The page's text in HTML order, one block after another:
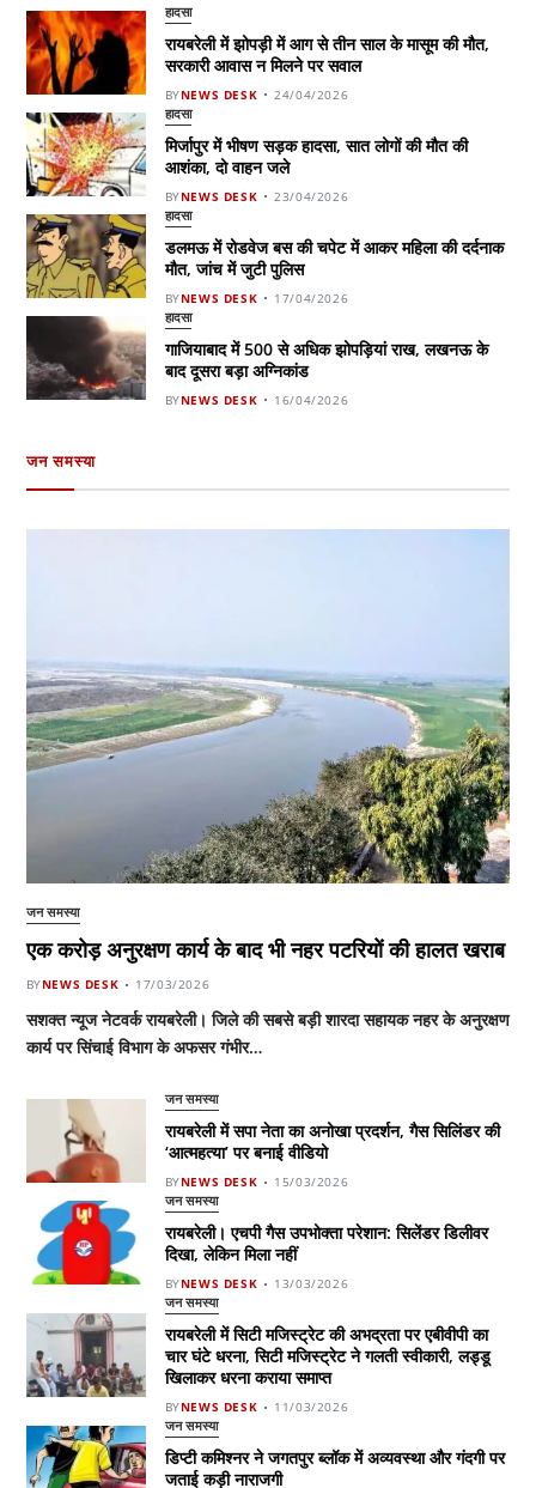
हादसा
रायबरेली में झोपड़ी में आग से तीन साल के मासूम की मौत,
सरकारी आवास न मिलने पर सवाल
BYNEWS DESK 24/04/2026
हादसा
मिर्जापुर में भीषण सड़क हादसा, सात लोगों की मौत की
आशंका, दो वाहन जले
BYNEWS DESK 23/04/2026
हादसा
डलमऊ में रोडवेज बस की चपेट में आकर महिला की दर्दनाक
मौत, जांच में जुटी पुलिस
BYNEWS DESK 17/04/2026
हादसा
गाजियाबाद में 500 से अधिक झोपड़ियां राख, लखनऊ के
बाद दूसरा बड़ा अग्निकांड
BYNEWS DESK 16/04/2026
जन समस्या
जन समस्या
एक करोड़ अनुरक्षण कार्य के बाद भी नहर पटरियों की हालत खराब
BYNEWS DESK 17/03/2026
सशक्त न्यूज नेटवर्क रायबरेली। जिले की सबसे बड़ी शारदा सहायक नहर के अनुरक्षण
कार्य पर सिंचाई विभाग के अफसर गंभीर…
जन समस्या
रायबरेली में सपा नेता का अनोखा प्रदर्शन, गैस सिलिंडर की
‘आत्महत्या’ पर बनाई वीडियो
BYNEWS DESK 15/03/2026
जन समस्या
रायबरेली। एचपी गैस उपभोक्ता परेशान: सिलेंडर डिलीवर
दिखा, लेकिन मिला नहीं
BYNEWS DESK 13/03/2026
जन समस्या
रायबरेली में सिटी मजिस्ट्रेट की अभद्रता पर एबीवीपी का
चार घंटे धरना, सिटी मजिस्ट्रेट ने गलती स्वीकारी, लड्डू
खिलाकर धरना कराया समाप्त
BYNEWS DESK 11/03/2026
जन समस्या
डिप्टी कमिश्नर ने जगतपुर ब्लॉक में अव्यवस्था और गंदगी पर
जताई कड़ी नाराजगी